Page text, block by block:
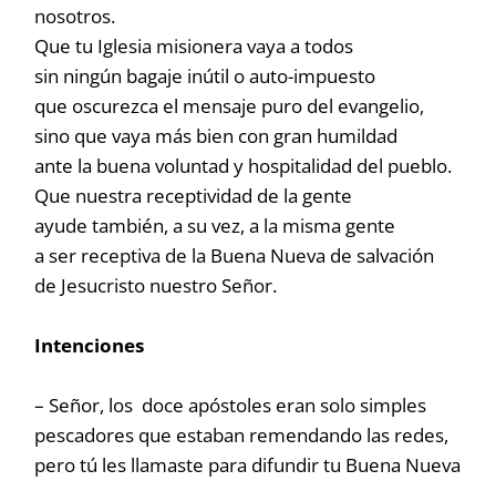
nosotros.
Que tu Iglesia misionera vaya a todos
sin ningún bagaje inútil o auto-impuesto
que oscurezca el mensaje puro del evangelio,
sino que vaya más bien con gran humildad
ante la buena voluntad y hospitalidad del pueblo.
Que nuestra receptividad de la gente
ayude también, a su vez, a la misma gente
a ser receptiva de la Buena Nueva de salvación
de Jesucristo nuestro Señor.
Intenciones
– Señor, los doce apóstoles eran solo simples
pescadores que estaban remendando las redes,
pero tú les llamaste para difundir tu Buena Nueva